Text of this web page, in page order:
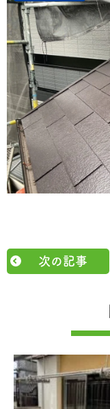
次の記事